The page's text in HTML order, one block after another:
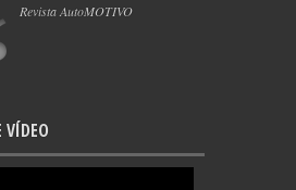
Revista AutoMOTIVO
VÍDEO